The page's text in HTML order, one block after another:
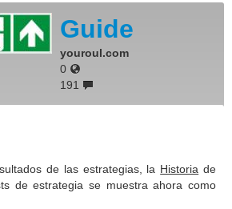
Guide
youroul.com
0
191
de las estrategias, la Historia de
de estrategia se muestra ahora como